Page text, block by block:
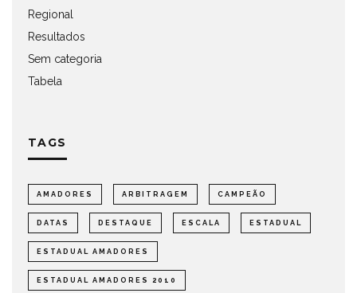
Regional
Resultados
Sem categoria
Tabela
TAGS
AMADORES ARBITRAGEM CAMPEÃO
DATAS DESTAQUE ESCALA ESTADUAL
ESTADUAL AMADORES
ESTADUAL AMADORES 2010